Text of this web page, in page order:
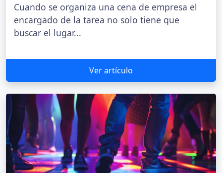
Cuando se organiza una cena de empresa el
encargado de la tarea no solo tiene que
buscar el lugar...
Ver artículo